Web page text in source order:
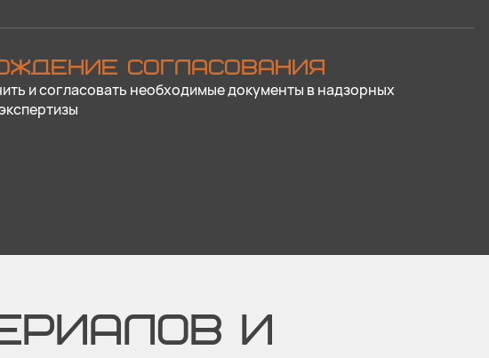
СОГЛАСОВАНИЯ
и согласовать необходимые документы в надзорных
И